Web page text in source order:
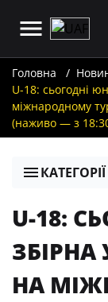
Головна
U-18: сьогодні
міжнародному
(наживо — з
КАТЕГОРІЇ
U-18:
ЗБІРНА
НА